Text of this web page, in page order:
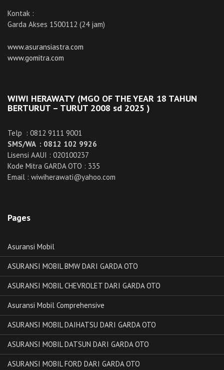
Kontak :
Garda Akses 1500112 (24 jam)
www.asuransiastra.com
www.gomitra.com
WIWI HERAWATY (MGO OF THE YEAR 18 TAHUN
BERTURUT – TURUT 2008 sd 2025 )
Telp : 0812 9111 9001
SMS/WA : 0812 102 9926
Lisensi AAUI : 020100237
Kode Mitra GARDA OTO : 335
Email : wiwiherawati@yahoo.com
Pages
Asuransi Mobil
ASURANSI MOBIL BMW DARI GARDA OTO
ASURANSI MOBIL CHEVROLET DARI GARDA OTO
Asuransi Mobil Comprehensive
ASURANSI MOBIL DAIHATSU DARI GARDA OTO
ASURANSI MOBIL DATSUN DARI GARDA OTO
ASURANSI MOBIL FORD DARI GARDA OTO